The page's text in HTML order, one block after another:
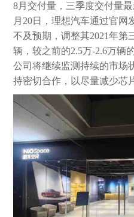
8月交付量，三季度交付量
月20日，理想汽车通过官网
不及预期，调整其2021年第
辆，较之前的2.5万-2.6万辆
公司将继续监测持续的市场
持密切合作，以尽量减少芯